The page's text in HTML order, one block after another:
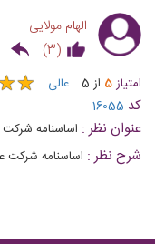
الهام مولایی
(
3
)
امتیاز5 از 5 عالی ★
★
کد 16055
عنوان نظر : اساسنامه شركت
شرح نظر : اساسنامه شركت